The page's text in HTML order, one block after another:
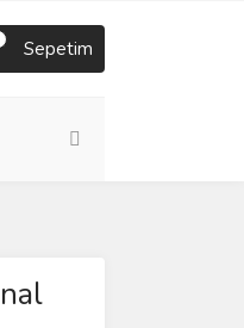
Sepetim